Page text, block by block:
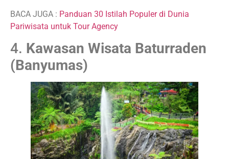
BACA JUGA : Panduan 30 Istilah Populer di Dunia
Pariwisata untuk Tour Agency
4. Kawasan Wisata Baturraden
(Banyumas)